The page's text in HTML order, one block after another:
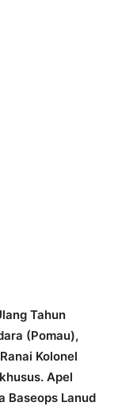
Tahun
(Pomau),
Kolonel
Apel
Baseops Lanud